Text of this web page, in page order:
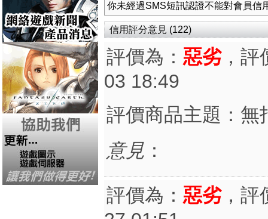
你未經過SMS短訊認證不能對會員信
信用評分意見 (122)
評價為： 惡劣，評
03 18:49
評價商品主題：無
意見 ：
評價為： 惡劣，評